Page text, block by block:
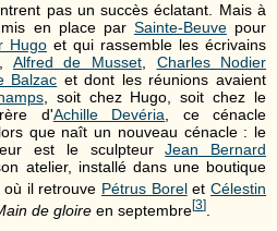
pas un succès éclatant. Mais à
mis en place par Sainte-Beuvepour
Hugo et qui rassemble les écrivains
, Alfred de Musset, Charles Nodier
Balzac et dont les réunions avaient
, soit chez Hugo, soit chez le
d'Achille Devéria , ce cénacle
que naît un nouveau cénacle : le
est le sculpteurJean Bernard
atelier, installé dans une boutique
, où il retrouve Pétrus BoreletCélestin
de gloire en septembre[3]